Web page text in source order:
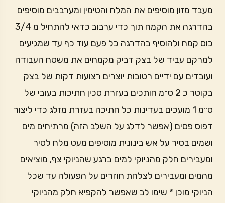
מעבד מזון מוסיפים את המלח והטימין ומערבבים מוסיפים
בהדרגה את הקמח תוך כדי ערבוב כדאי להתחיל מ 3/4
כוס קמח ולהוסיף בהדרגה כל פעם עוד כף עד שמגיעים
למרקם עביד של בצק דביק מקמחים את משטח העבודה
ועובדים עם ידיים רטובות יוצרים רצועות דקות של בצק
בקוטר כ 2 ס״מ חותכים בעזרת סכין חתיכות בעובי של
ס״מ 1 מועכים בעדינות כל חתיכה בעזרת מזלג כדי ליצור
דפוס פסים (אפשר לדלג על השלב הזה) מרתיחים מים
ושמים בסיר על אש בינונית מוסיפים מעט מלח לסיר
ומעבירים חלק מהניוקי למים ברגע שהניוקי צף, מוציאים
מהמים ומעבירים לצלחת חוזרים על הפעולה עד שכל
הניוקי מוכן * שימו לב שאפשר להקפיא חלק מהניוקי